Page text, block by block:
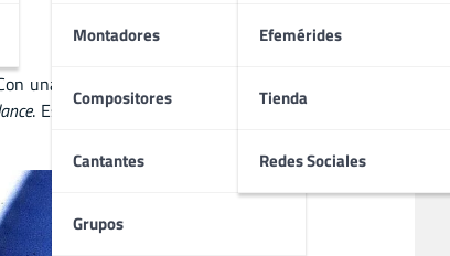
Montadores
Compositores
Cantantes
Grupos
Efemérides
Tienda
Redes Sociales
una carrera que abarcó más de 50 años, Wayne
. Este artículo explora su vida, sus papeles más